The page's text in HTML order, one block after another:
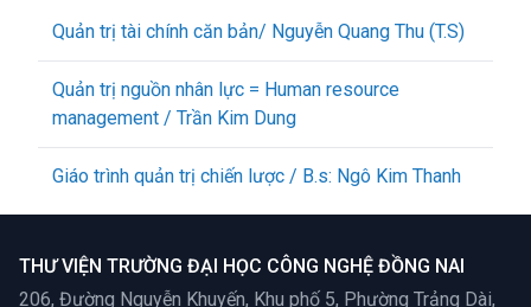
Quản trị tài chính căn bản/ Nguyễn Quang Thu (T.S)
Quản trị nguồn nhân lực = Human resource
management / Trần Kim Dung
Giáo trình quản trị chiến lược / B.s: Ngô Kim Thanh
THƯ VIỆN TRƯỜNG ĐẠI HỌC CÔNG NGHỆ ĐỒNG NAI
206, Đường Nguyễn Khuyến, Khu phố 5, Phường Trảng Dài,